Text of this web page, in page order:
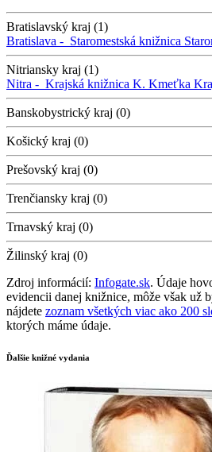
Bratislavský kraj (1)
Bratislava - Staromestská knižnica
Nitriansky kraj (1)
Nitra - Krajská knižnica K. Kmeťka
Banskobystrický kraj (0)
Košický kraj (0)
Prešovský kraj (0)
Trenčiansky kraj (0)
Trnavský kraj (0)
Žilinský kraj (0)
Zdroj informácií: Infogate.sk. Údaje
evidencii danej knižnice, môže však už
nájdete zoznam všetkých viac ako 200
ktorých máme údaje.
Ďalšie knižné vydania